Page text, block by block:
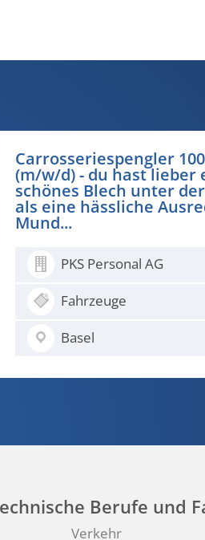
Pflegefachperson Spitex
- Pflege, die zuhause
PKS Personal AG
Medical
Basel
Berufe und
Verkehr